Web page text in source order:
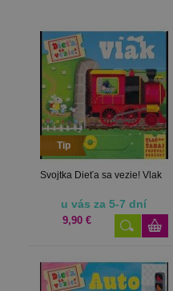
Tip
Svojtka Dieťa sa vezie! Vlak
u vás za 5-7 dní
9,90 €